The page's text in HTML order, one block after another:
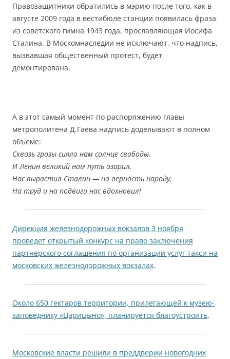
Правозащитники обратились в мэрию после того, как в
августе 2009 года в вестибюле станции появилась фраза
из советского гимна 1943 года, прославляющая Иосифа
Сталина. В Москомнаследии не исключают, что надпись,
вызвавшая общественный протест, будет
демонтирована.
А в этот самый момент по распоряжению главы
метрополитена Д.Гаева надпись доделывают в полном
объеме:
Сквозь грозы сияло нам солнце свободы,
И Ленин великий нам путь озарил.
Нас вырастил Сталин — на верность народу,
На труд и на подвиги нас вдохновил!
Дирекция железнодорожных вокзалов 3 ноября
проведет открытый конкурс на право заключения
партнерского соглашения по организации услуг такси на
московских железнодорожных вокзалах.
Около 650 гектаров территории, прилегающей к музею-
заповеднику «Царицыно», планируется благоустроить.
Московские власти решили в преддверии новогодних